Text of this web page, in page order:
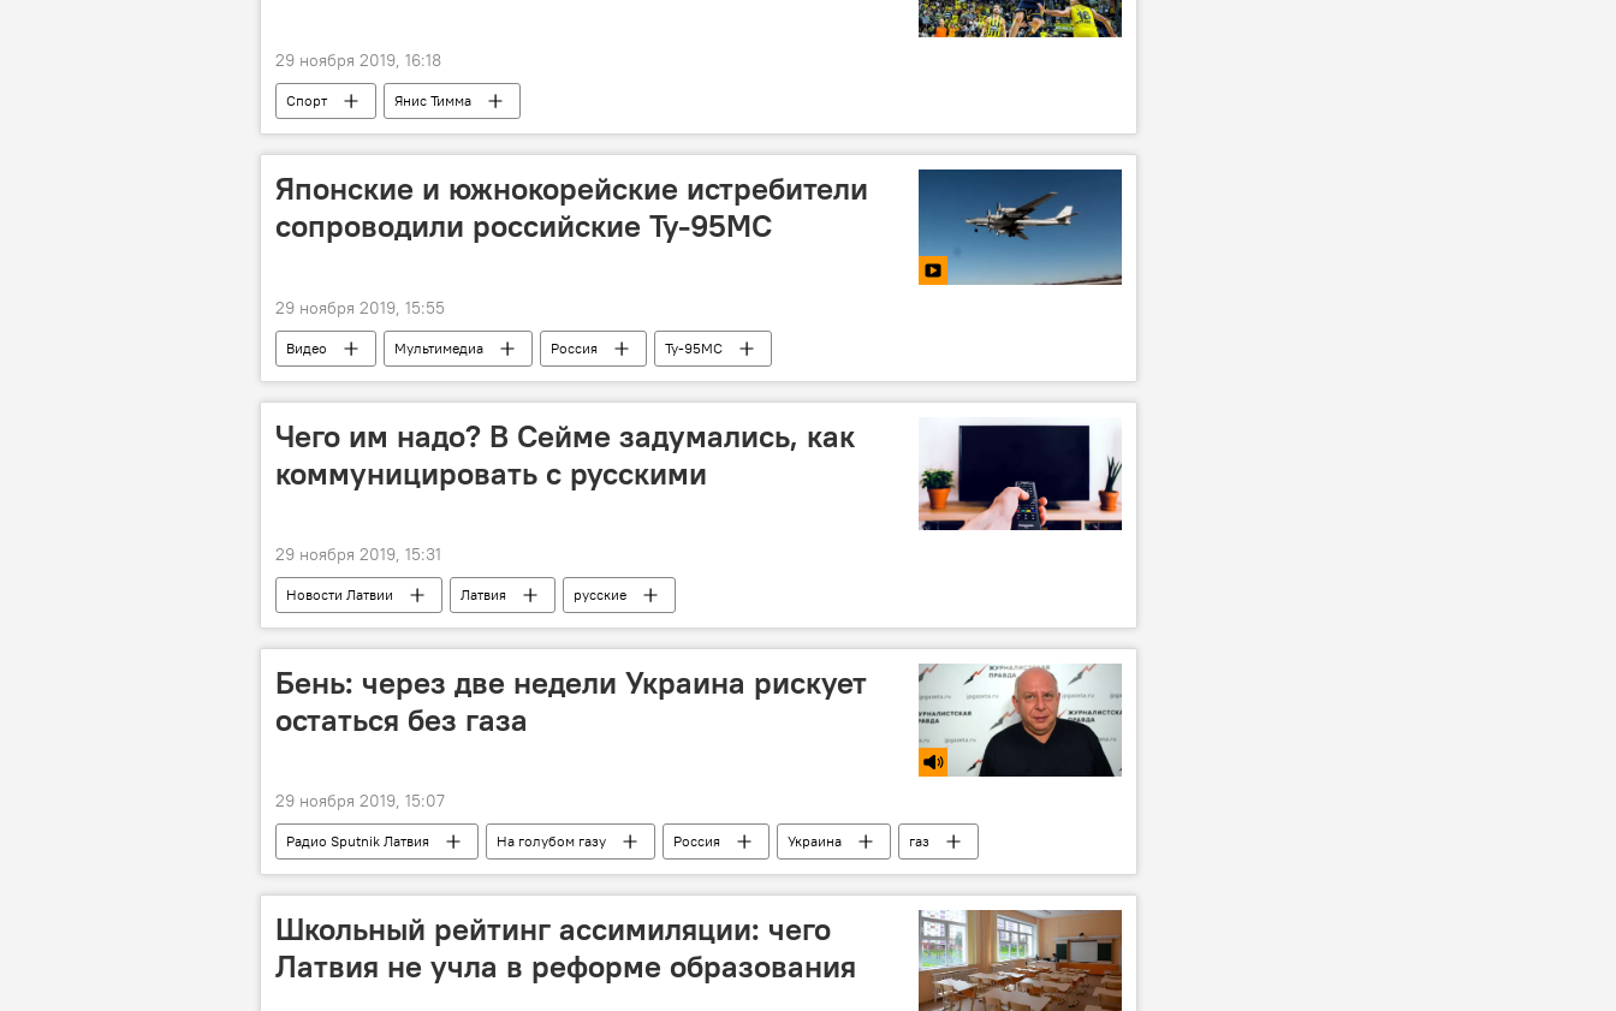
29 ноября 2019, 16:18
Спорт Янис Тимма
Японские и южнокорейские истребители
сопроводили российские Ту-95МС
29 ноября 2019, 15:55
Видео Мультимедиа Россия Ту-95МС
Чего им надо? В Сейме задумались, как
коммуницировать с русскими
29 ноября 2019, 15:31
Новости Латвии Латвия русские
Бень: через две недели Украина рискует
остаться без газа
29 ноября 2019, 15:07
Радио Sputnik Латвия На голубом газу Россия Украина
газ
транзит газа
Евгений Бень
Школьный рейтинг ассимиляции: чего
Латвия не учла в реформе образования